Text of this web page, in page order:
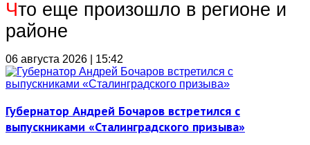
Что еще произошло в регионе и
районе
06 августа 2026 | 15:42
Губернатор Андрей Бочаров встретился с
выпускниками «Сталинградского призыва»